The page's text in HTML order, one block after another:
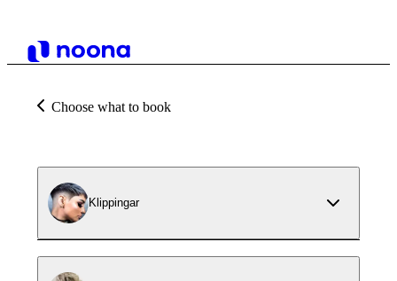
Choose what to book
Klippingar